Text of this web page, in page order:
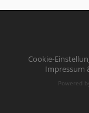
Cookie-
Impressum
Powered